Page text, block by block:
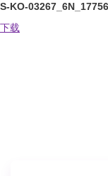
S-KO-
下载